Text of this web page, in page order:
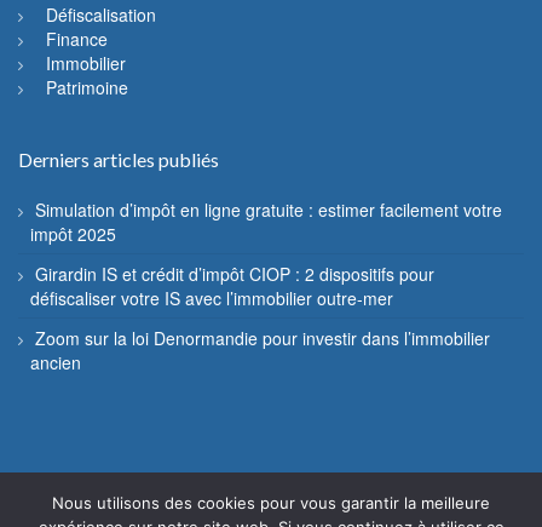
Défiscalisation
Finance
Immobilier
Patrimoine
Derniers articles publiés
Simulation d’impôt en ligne gratuite : estimer facilement votre
impôt 2025
Girardin IS et crédit d’impôt CIOP : 2 dispositifs pour
défiscaliser votre IS avec l’immobilier outre-mer
Zoom sur la loi Denormandie pour investir dans l’immobilier
ancien
Nous utilisons des cookies pour vous garantir la meilleure